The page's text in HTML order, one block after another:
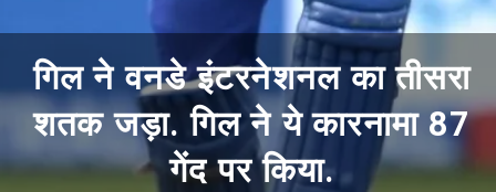
गिल ने वनडे इंटरनेशनल का तीसरा
शतक जड़ा. गिल ने ये कारनामा 87
गेंद पर किया.